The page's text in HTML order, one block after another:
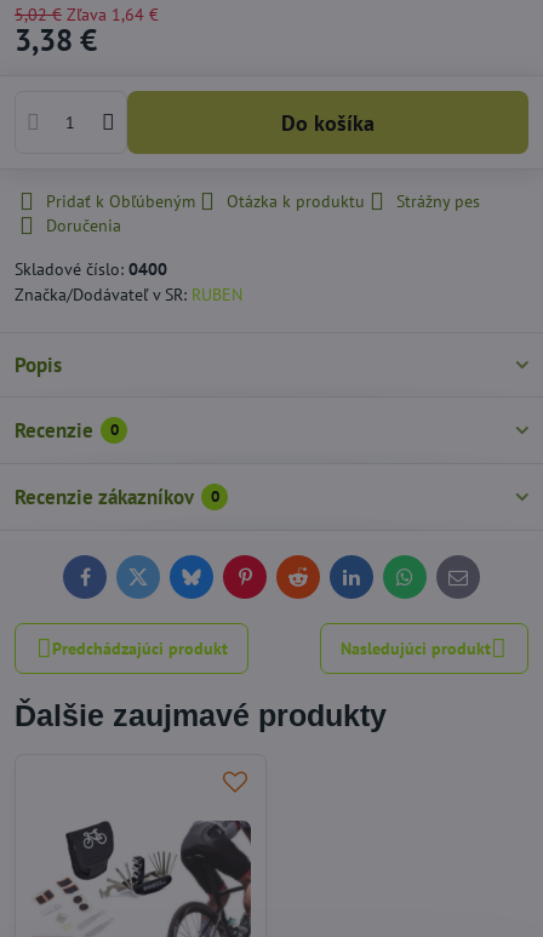
5,02 € Zľava 1,64 €
3,38 €
Do košíka
Pridať k Obľúbeným Otázka k produktu
Strážny pes
Doručenia
Skladové číslo: 0400
Značka/Dodávateľ v SR: RUBEN
Popis
Recenzie 0
Recenzie zákazníkov 0
FacebookTwitterBlueskyPinterestReddit LinkedInWhatsApp
E-
mail
Predchádzajúci produkt Nasledujúci produkt
Ďalšie zaujmavé produkty